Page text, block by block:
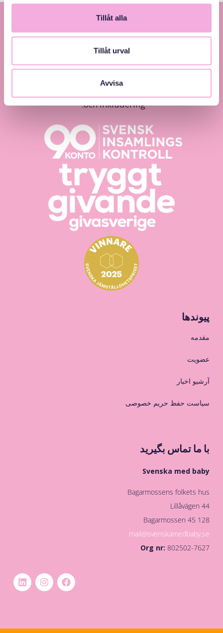
Tillåt alla
Tillåt urval
Avvisa
och inkludering.
پیوندها
مقدمه
عضویت
آرشیو اخبار
سیاست حفظ حریم خصوصی
با ما تماس بگیرید
Svenska med baby
Bagarmossens folkets hus
Lillåvägen 44
128 45 Bagarmossen
mail@svenskamedbaby.se
Org nr:802502-7627